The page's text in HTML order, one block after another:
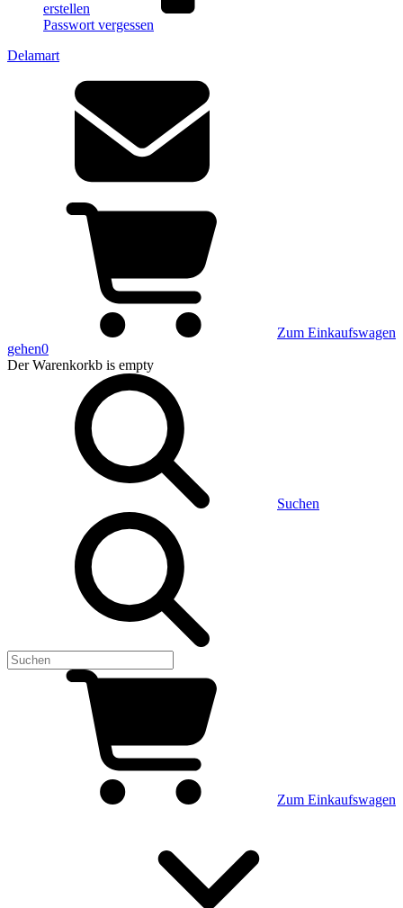
erstellen
Passwort vergessen
Delamart
Zum Einkaufswagen
gehen0
Der Warenkorkb is empty
Suchen
Zum Einkaufswagen